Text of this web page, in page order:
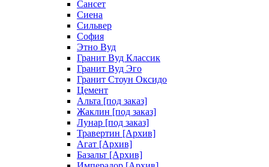
Сансет
Сиена
Сильвер
София
Этно Вуд
Гранит Вуд Классик
Гранит Вуд Эго
Гранит Стоун Оксидо
Цемент
Альта [под заказ]
Жаклин [под заказ]
Лунар [под заказ]
Травертин [Архив]
Агат [Архив]
Базальт [Архив]